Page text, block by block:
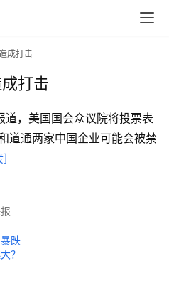
成打击
打击
，美国国会众议院将投票表
道通两家中国企业可能会被禁
]
跌
？